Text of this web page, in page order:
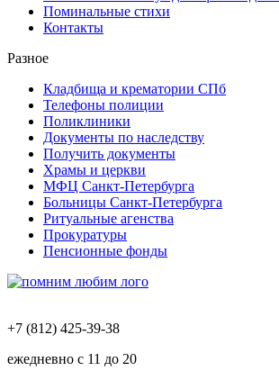
Поминальные стихи
Контакты
Разное
Кладбища и крематории СПб
Телефоны полиции
Поликлиники
Документы по наследству
Получить документы
Храмы и церкви
МФЦ Санкт-Петербурга
Больницы Санкт-Петербурга
Ритуальные агенства
Прокуратуры
Пенсионные фонды
+7 (812) 425-39-38
ежедневно с 11 до 20